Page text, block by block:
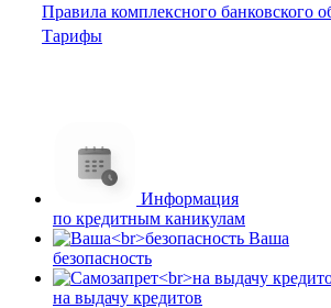
Правила комплексного банковского
Тарифы
Информация
по кредитным каникулам
Ваша
безопасность
на выдачу кредитов